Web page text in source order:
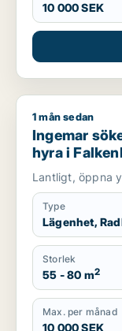
10 000 SEK
Ingemar söker
1 mån sedan
Ingemar
hyra i
Lantligt, öppna
Type
Lägenhet,
Storlek
55 - 80 m2
Max. per månad
10 000 SEK